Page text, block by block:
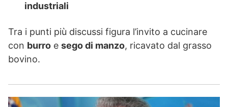
industriali
Tra i punti più discussi figura l’invito a cucinare
con burro e sego di manzo, ricavato dal grasso
bovino.